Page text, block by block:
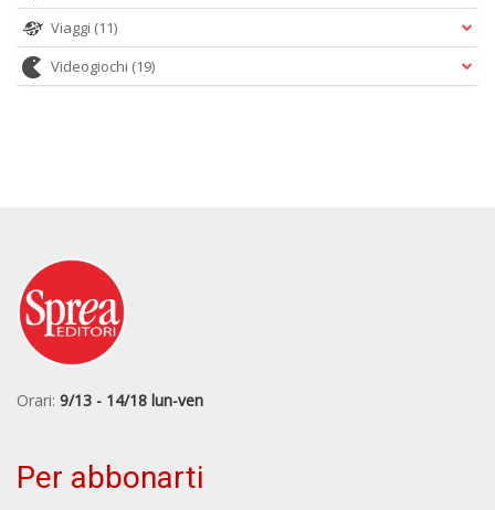
Viaggi (11)
Videogiochi (19)
Orari: 9/13 - 14/18 lun-ven
Per abbonarti